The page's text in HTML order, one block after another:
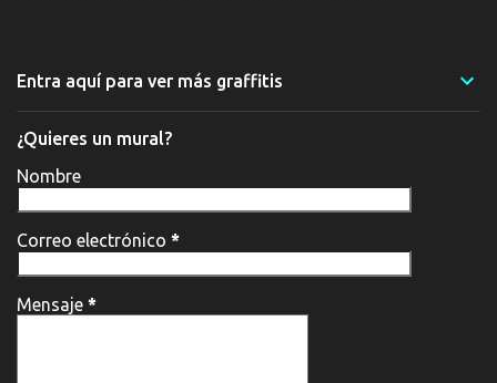
Entra aquí para ver más graffitis
¿Quieres un mural?
Nombre
Correo electrónico *
Mensaje *